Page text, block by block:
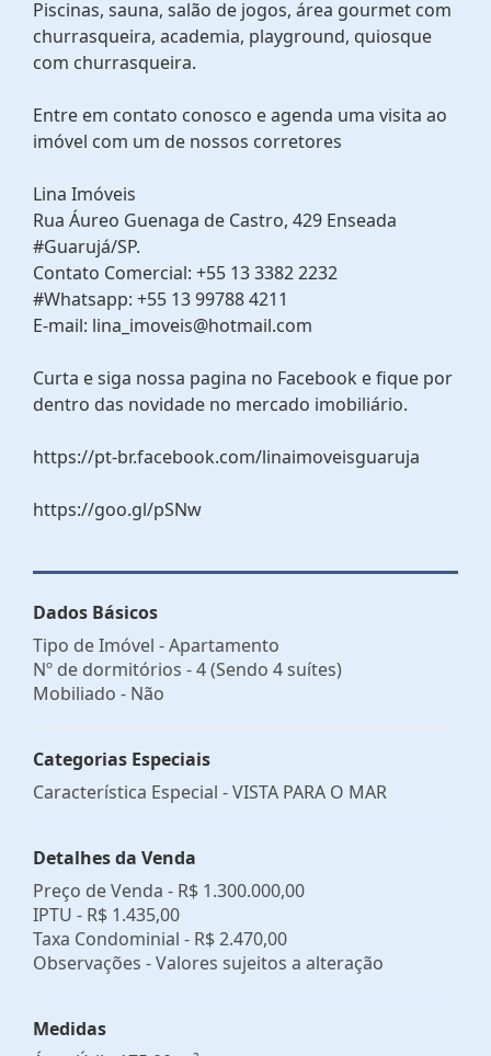
Piscinas, sauna, salão de jogos, área gourmet com
churrasqueira, academia, playground, quiosque
com churrasqueira.
Entre em contato conosco e agenda uma visita ao
imóvel com um de nossos corretores
Lina Imóveis
Rua Áureo Guenaga de Castro, 429 Enseada
#Guarujá/SP.
Contato Comercial: +55 13 3382 2232
#Whatsapp: +55 13 99788 4211
E-mail: lina_imoveis@hotmail.com
Curta e siga nossa pagina no Facebook e fique por
dentro das novidade no mercado imobiliário.
https://pt-br.facebook.com/linaimoveisguaruja
https://goo.gl/pSNw
Dados Básicos
Tipo de Imóvel - Apartamento
Nº de dormitórios - 4 (Sendo 4 suítes)
Mobiliado - Não
Categorias Especiais
Característica Especial - VISTA PARA O MAR
Detalhes da Venda
Preço de Venda - R$ 1.300.000,00
IPTU - R$ 1.435,00
Taxa Condominial - R$ 2.470,00
Observações - Valores sujeitos a alteração
Medidas